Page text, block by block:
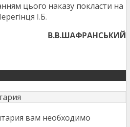
цього наказу покласти на
І.Б.
В.В.ШАФРАНСЬКИЙ
вам необходимо